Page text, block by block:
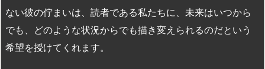
ない彼の佇まいは、読者である私たちに、未来はいつから
でも、どのような状況からでも描き変えられるのだという
希望を授けてくれます。